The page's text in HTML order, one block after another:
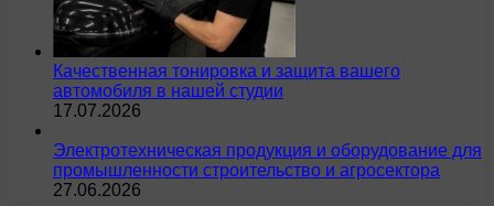
Качественная тонировка и защита вашего
автомобиля в нашей студии
17.07.2026
Электротехническая продукция и оборудование для
промышленности строительство и агросектора
27.06.2026